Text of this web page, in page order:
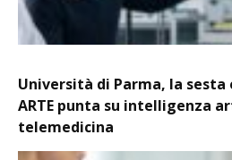
Università di Parma, la
ARTE punta su intelligenza
telemedicina